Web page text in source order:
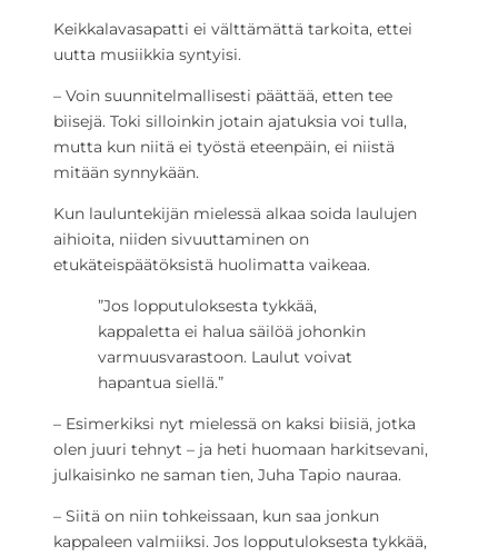
Keikkalavasapatti ei välttämättä tarkoita, ettei
uutta musiikkia syntyisi.
­– Voin suunnitelmallisesti päättää, etten tee
biisejä. Toki silloinkin jotain ajatuksia voi tulla,
mutta kun niitä ei työstä eteenpäin, ei niistä
mitään synnykään.
Kun lauluntekijän mielessä alkaa soida laulujen
aihioita, niiden sivuuttaminen on
etukäteispäätöksistä huolimatta vaikeaa.
”Jos lopputuloksesta tykkää,
kappaletta ei halua säilöä johonkin
varmuusvarastoon. Laulut voivat
hapantua siellä.”
­– Esimerkiksi nyt mielessä on kaksi biisiä, jotka
olen juuri tehnyt – ja heti huomaan harkitsevani,
julkaisinko ne saman tien, Juha Tapio nauraa.
– Siitä on niin tohkeissaan, kun saa jonkun
kappaleen valmiiksi. Jos lopputuloksesta tykkää,